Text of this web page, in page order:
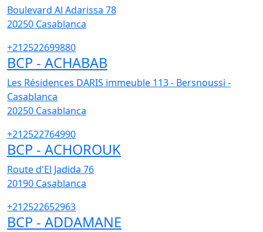
Boulevard Al Adarissa 78
20250 Casablanca
+212522699880
BCP - ACHABAB
Les Résidences DARIS immeuble 113 - Bersnoussi -
Casablanca
20250 Casablanca
+212522764990
BCP - ACHOROUK
Route d'El Jadida 76
20190 Casablanca
+212522652963
BCP - ADDAMANE